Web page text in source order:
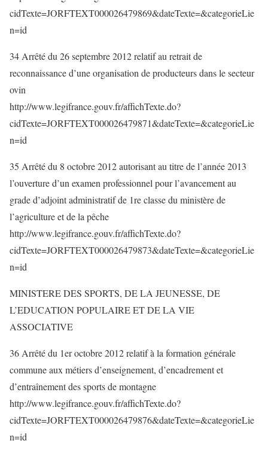
cidTexte=JORFTEXT000026479869&dateTexte=&categorieLie
n=id
34 Arrêté du 26 septembre 2012 relatif au retrait de
reconnaissance d’une organisation de producteurs dans le secteur
ovin
http://www.legifrance.gouv.fr/affichTexte.do?
cidTexte=JORFTEXT000026479871&dateTexte=&categorieLie
n=id
35 Arrêté du 8 octobre 2012 autorisant au titre de l’année 2013
l’ouverture d’un examen professionnel pour l’avancement au
grade d’adjoint administratif de 1re classe du ministère de
l’agriculture et de la pêche
http://www.legifrance.gouv.fr/affichTexte.do?
cidTexte=JORFTEXT000026479873&dateTexte=&categorieLie
n=id
MINISTERE DES SPORTS, DE LA JEUNESSE, DE
L’EDUCATION POPULAIRE ET DE LA VIE
ASSOCIATIVE
36 Arrêté du 1er octobre 2012 relatif à la formation générale
commune aux métiers d’enseignement, d’encadrement et
d’entraînement des sports de montagne
http://www.legifrance.gouv.fr/affichTexte.do?
cidTexte=JORFTEXT000026479876&dateTexte=&categorieLie
n=id